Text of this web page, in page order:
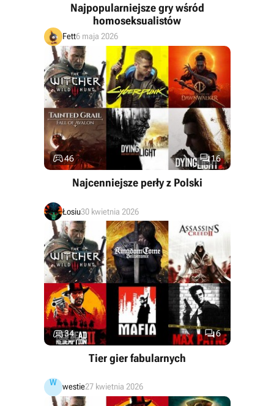
Najpopularniejsze gry wśród
homoseksualistów
Fett6 maja 2026
16
46
Najcenniejsze perły z Polski
Łosiu30 kwietnia 2026
6
34
Tier gier fabularnych
W westie27 kwietnia 2026